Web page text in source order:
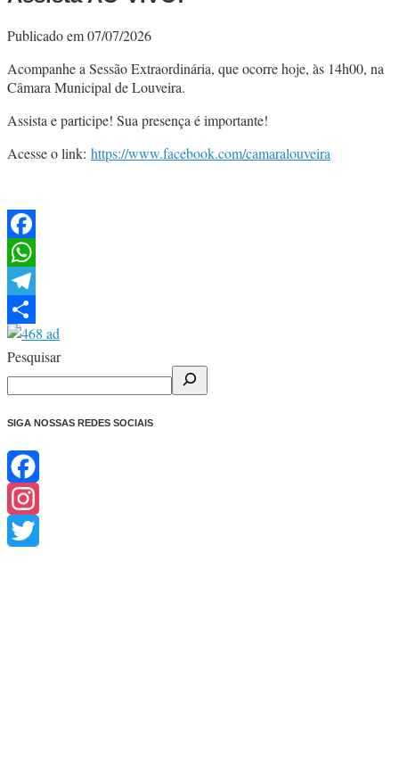
Publicado em 07/07/2026
Acompanhe a Sessão Extraordinária, que ocorre hoje, às 14h00, na
Câmara Municipal de Louveira.
Assista e participe! Sua presença é importante!
Acesse o link: https://www.facebook.com/camaralouveira
Facebook
WhatsApp
Telegram
Share
Pesquisar
SIGA NOSSAS REDES SOCIAIS
Facebook
Instagram